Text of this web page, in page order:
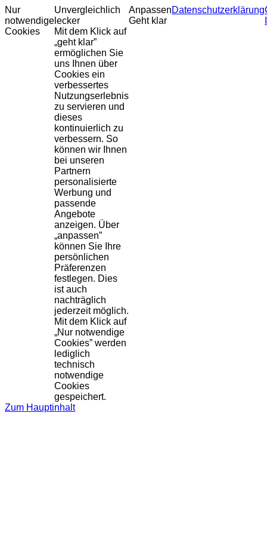
Nur
notwendige
Cookies
Unvergleichlich
lecker
Mit dem Klick auf
„geht klar”
ermöglichen Sie
uns Ihnen über
Cookies ein
verbessertes
Nutzungserlebnis
zu servieren und
dieses
kontinuierlich zu
verbessern. So
können wir Ihnen
bei unseren
Partnern
personalisierte
Werbung und
passende
Angebote
anzeigen. Über
„anpassen”
können Sie Ihre
persönlichen
Präferenzen
festlegen. Dies
ist auch
nachträglich
jederzeit möglich.
Mit dem Klick auf
„Nur notwendige
Cookies” werden
lediglich
technisch
notwendige
Cookies
gespeichert.
Anpassen
Geht klar
Datenschutzerklärung
Zum Hauptinhalt